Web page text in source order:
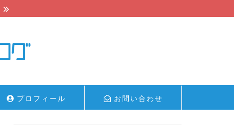
プロフィール お問い合わせ